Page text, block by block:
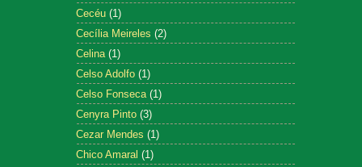
Cecéu (1)
Cecília Meireles (2)
Celina (1)
Celso Adolfo (1)
Celso Fonseca (1)
Cenyra Pinto (3)
Cezar Mendes (1)
Chico Amaral (1)